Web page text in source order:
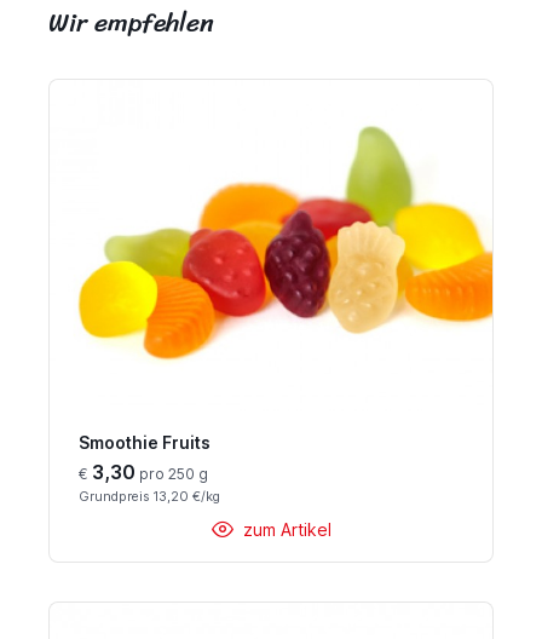
Wir empfehlen
Smoothie Fruits
€ 3,30 pro 250 g
Grundpreis 13,20 €/kg
zum Artikel